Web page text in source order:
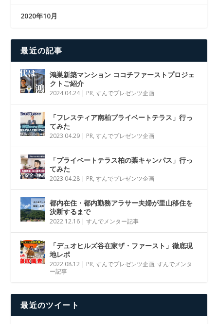
2020年10月
最近の記事
鴻巣新築マンション ココチファーストプロジェ
クトご紹介
2024.04.24| PR,すんでプレゼンツ企画
「フレスティア南柏プライベートテラス」行っ
てみた
2023.04.29 | PR,すんでプレゼンツ企画
「プライベートテラス柏の葉キャンパス」行っ
てみた
2023.04.28 | PR,すんでプレゼンツ企画
都内在住・都内勤務アラサー夫婦が里山移住を
決断するまで
2022.12.16 |すんでメンター記事
「デュオヒルズ谷在家ザ・ファースト」徹底現
地レポ
2022.08.12 | PR,すんでプレゼンツ企画,すんでメンタ
ー記事
最近のツイート